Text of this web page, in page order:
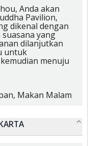
Anda akan
Pavilion,
dikenal dengan
yang
dilanjutkan
untuk
menuju
Makan Malam